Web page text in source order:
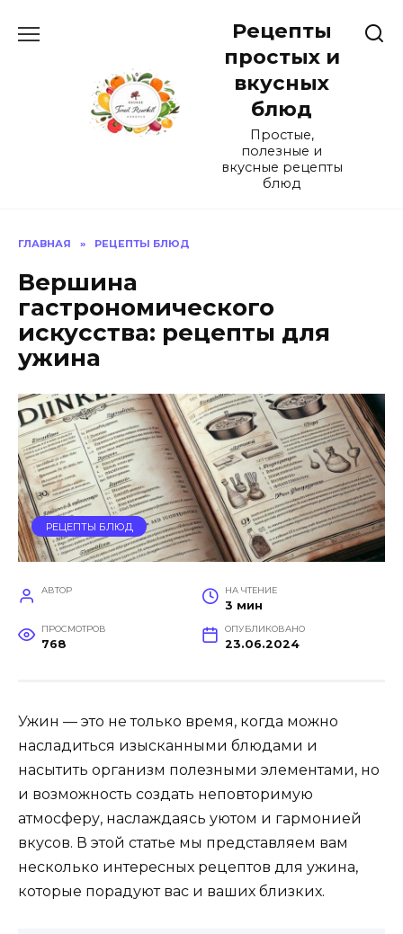
Рецепты
простых и
вкусных
блюд
Простые,
полезные и
вкусные рецепты
блюд
ГЛАВНАЯ » РЕЦЕПТЫ БЛЮД
Вершина
гастрономического
искусства: рецепты для
ужина
РЕЦЕПТЫ БЛЮД
АВТОР НА ЧТЕНИЕ
3 мин
ПРОСМОТРОВ
768
ОПУБЛИКОВАНО
23.06.2024
Ужин — это не только время, когда можно
насладиться изысканными блюдами и
насытить организм полезными элементами, но
и возможность создать неповторимую
атмосферу, наслаждаясь уютом и гармонией
вкусов. В этой статье мы представляем вам
несколько интересных рецептов для ужина,
которые порадуют вас и ваших близких.